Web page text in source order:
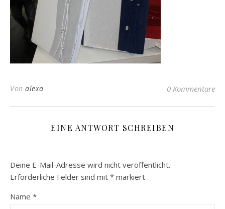
Von alexa 0 Kommentare
EINE ANTWORT SCHREIBEN
Deine E-Mail-Adresse wird nicht veröffentlicht.
Erforderliche Felder sind mit * markiert
Name *